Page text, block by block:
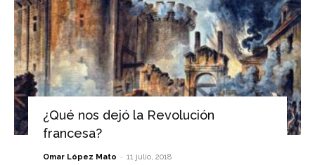
¿Qué nos dejó la Revolución
francesa?
Omar López Mato - 11 julio, 2018